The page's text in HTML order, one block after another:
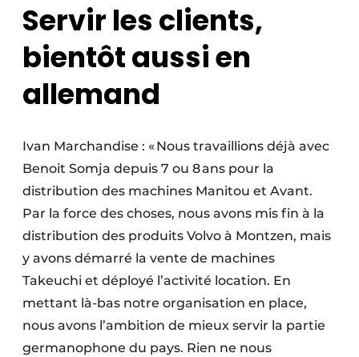
Servir les clients,
bientôt aussi en
allemand
Ivan Marchandise : « Nous travaillions déjà avec
Benoit Somja depuis 7 ou 8 ans pour la
distribution des machines Manitou et Avant.
Par la force des choses, nous avons mis fin à la
distribution des produits Volvo à Montzen, mais
y avons démarré la vente de machines
Takeuchi et déployé l’activité location. En
mettant là-bas notre organisation en place,
nous avons l’ambition de mieux servir la partie
germanophone du pays. Rien ne nous